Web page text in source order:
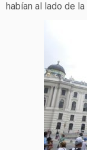
habían al lado de